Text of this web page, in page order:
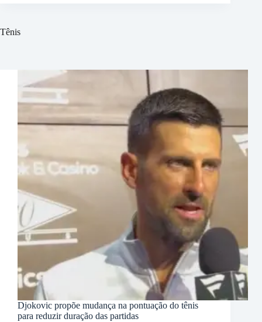
Tênis
Djokovic propõe mudança na pontuação do tênis
para reduzir duração das partidas